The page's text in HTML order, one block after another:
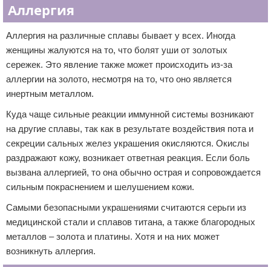
Аллергия
Аллергия на различные сплавы бывает у всех. Иногда
женщины жалуются на то, что болят уши от золотых
сережек. Это явление также может происходить из-за
аллергии на золото, несмотря на то, что оно является
инертным металлом.
Куда чаще сильные реакции иммунной системы возникают
на другие сплавы, так как в результате воздействия пота и
секреции сальных желез украшения окисляются. Окислы
раздражают кожу, возникает ответная реакция. Если боль
вызвана аллергией, то она обычно острая и сопровождается
сильным покраснением и шелушением кожи.
Самыми безопасными украшениями считаются серьги из
медицинской стали и сплавов титана, а также благородных
металлов – золота и платины. Хотя и на них может
возникнуть аллергия.